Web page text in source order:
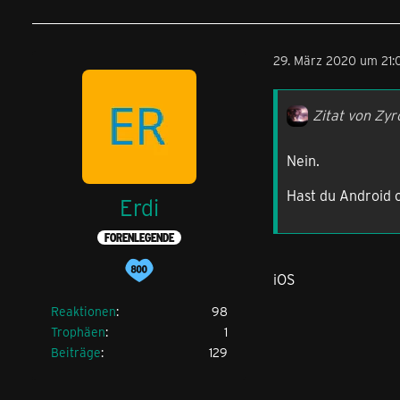
Erdi
FORENLEGENDE
Reaktionen
98
Trophäen
1
Beiträge
129
29. März 2020 um
Zitat von
Nein.
Hast du Android
iOS